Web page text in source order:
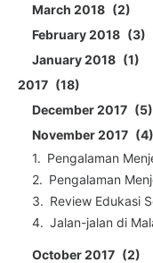
March 2018
2
February 2018
3
January 2018
1
2017
18
December 2017
5
November 2017
4
Pengalaman
Pengalaman
Review Edukasi
Jalan-jalan di
October 2017
2